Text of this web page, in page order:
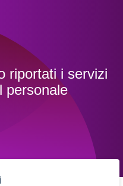
riportati i servizi
personale